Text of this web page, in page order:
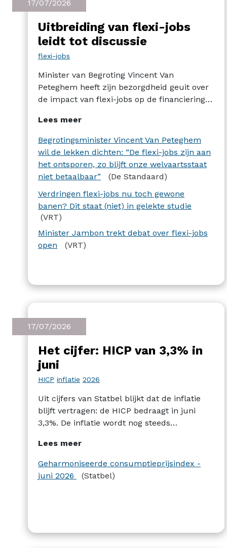
17/07/2026
Uitbreiding van flexi-jobs
leidt tot discussie
flexi-jobs
Minister van Begroting Vincent Van
Peteghem heeft zijn bezorgdheid geuit over
de impact van flexi-jobs op de financiering
debat met minister van Financiën Jan
Jambon die bereid is dit opnieuw te
bespreken én met minister van Werk David
Clarinval die ervoor pleit dit systeem later te
evalueren.
Lees meer
Begrotingsminister Vincent Van Peteghem
wil de lekken dichten: “De flexi-jobs zijn aan
het ontsporen, zo blijft onze welvaartsstaat
niet betaalbaar”
(De Standaard)
Verdringen flexi-jobs nu toch gewone
banen? Dit staat (niet) in gelekte studie
(VRT)
Minister Jambon trekt debat over flexi-jobs
open
(VRT)
17/07/2026
Het cijfer: HICP van 3,3% in
juni
HICP inflatie 2026
Uit cijfers van Statbel blijkt dat de inflatie
blijft vertragen: de HICP bedraagt in juni
3,3%. De inflatie wordt nog steeds
huisvesting en water. De sterkste daling
wordt vastgesteld in de groep voeding en
niet-alcoholische dranken.
Lees meer
Geharmoniseerde consumptieprijsindex -
juni 2026
(Statbel)